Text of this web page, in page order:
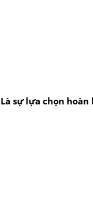
sự lựa chọn